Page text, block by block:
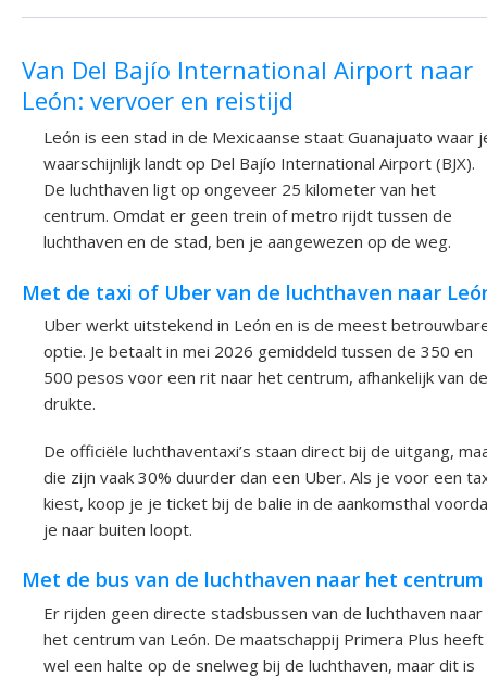
Van Del Bajío International Airport naar
León: vervoer en reistijd
León is een stad in de Mexicaanse staat Guanajuato waar
waarschijnlijk landt op Del Bajío International Airport (BJX).
De luchthaven ligt op ongeveer 25 kilometer van het
centrum. Omdat er geen trein of metro rijdt tussen de
luchthaven en de stad, ben je aangewezen op de weg.
Met de taxi of Uber van de luchthaven naar
Uber werkt uitstekend in León en is de meest
optie. Je betaalt in mei 2026 gemiddeld tussen de 350 en
500 pesos voor een rit naar het centrum, afhankelijk van de
drukte.
De officiële luchthaventaxi’s staan direct bij de uitgang,
die zijn vaak 30% duurder dan een Uber. Als je voor een
kiest, koop je je ticket bij de balie in de aankomsthal
je naar buiten loopt.
Met de bus van de luchthaven naar het centrum
Er rijden geen directe stadsbussen van de luchthaven naar
het centrum van León. De maatschappij Primera Plus heeft
wel een halte op de snelweg bij de luchthaven, maar dit is